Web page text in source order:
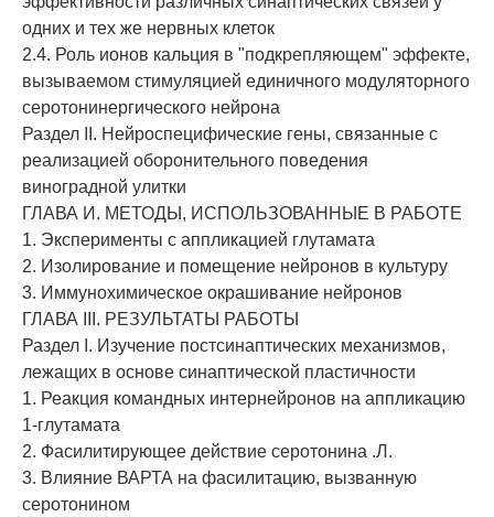
одних и тех же нервных клеток
2.4. Роль ионов кальция в "подкрепляющем" эффекте,
вызываемом стимуляцией единичного модуляторного
серотонинергического нейрона
Раздел II. Нейроспецифические гены, связанные с
реализацией оборонительного поведения
виноградной улитки
ГЛАВА И. МЕТОДЫ, ИСПОЛЬЗОВАННЫЕ В РАБОТЕ
1. Эксперименты с аппликацией глутамата
2. Изолирование и помещение нейронов в культуру
3. Иммунохимическое окрашивание нейронов
ГЛАВА III. РЕЗУЛЬТАТЫ РАБОТЫ
Раздел I. Изучение постсинаптических механизмов,
лежащих в основе синаптической пластичности
1. Реакция командных интернейронов на аппликацию
1-глутамата
2. Фасилитирующее действие серотонина .Л.
3. Влияние ВАРТА на фасилитацию, вызванную
серотонином